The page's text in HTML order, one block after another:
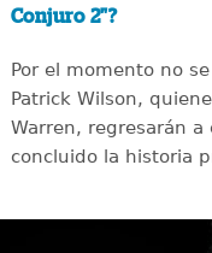
Conjuro 2"?
Por el momento no
Patrick Wilson,
Warren, regresarán
concluido la historia